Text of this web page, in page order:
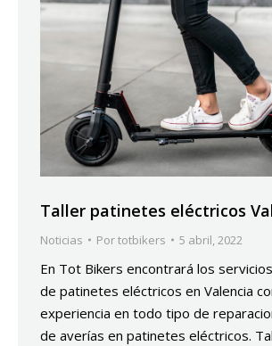
Taller patinetes eléctricos
Noticias Portotbikers 5 abril, 2022
En Tot Bikers encontrará los
de patinetes eléctricos en Valencia
experiencia en todo tipo de
de averías en patinetes eléctricos.